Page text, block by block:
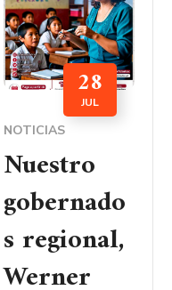
28
JUL
NOTICIAS
Nuestro
gobernado
s regional,
Werner